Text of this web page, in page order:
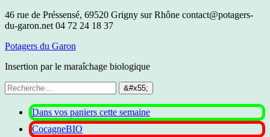
46 rue de Préssensé, 69520 Grigny sur Rhône contact@potagers-
du-garon.net 04 72 24 18 37
Potagers du Garon
Insertion par le maraîchage biologique
Dans vos paniers cette semaine
CocagneBIO